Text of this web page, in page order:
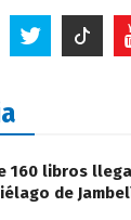
160 libros
de